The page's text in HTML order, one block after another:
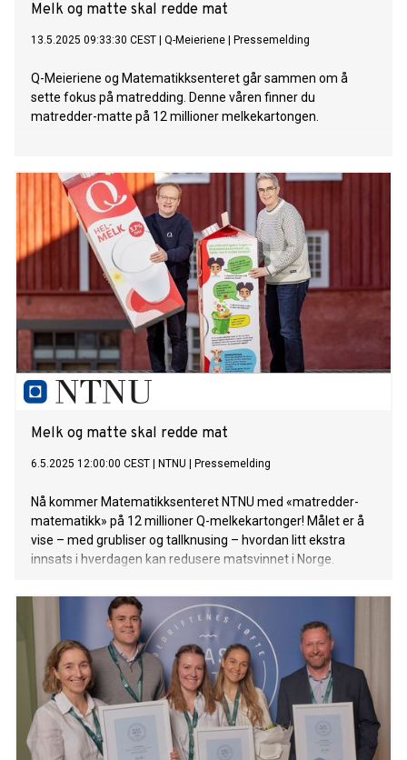
Melk og matte skal redde mat
13.5.2025 09:33:30 CEST Q-Meieriene Pressemelding
Q-Meieriene og Matematikksenteret går sammen om å
sette fokus på matredding. Denne våren finner du
matredder-matte på 12 millioner melkekartongen.
Melk og matte skal redde mat
6.5.2025 12:00:00 CEST NTNU Pressemelding
Nå kommer Matematikksenteret NTNU med «matredder-
matematikk» på 12 millioner Q-melkekartonger! Målet er å
vise – med grubliser og tallknusing – hvordan litt ekstra
innsats i hverdagen kan redusere matsvinnet i Norge.